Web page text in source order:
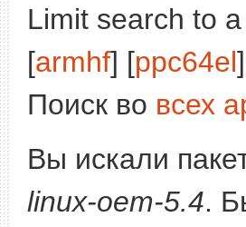
Limit search to
[armhf] [ppc64el
Поиск во всех
Вы искали
linux-oem-5.4.